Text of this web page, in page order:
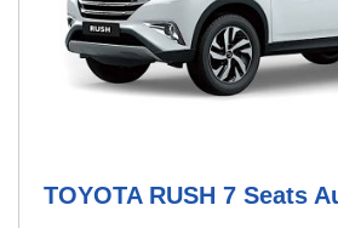
TOYOTA RUSH 7 Seats